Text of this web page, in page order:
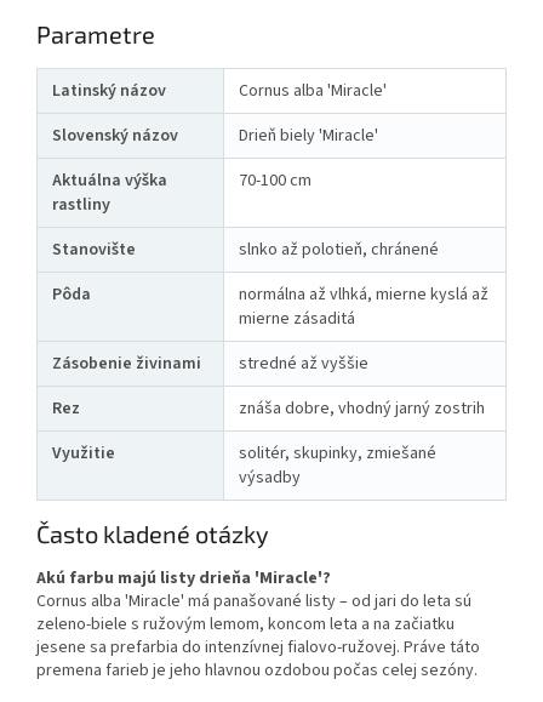
Parametre
Latinský názov
Cornus alba 'Miracle'
Slovenský názov
Drieň biely 'Miracle'
Aktuálna výška
rastliny
70-100 cm
Stanovište
slnko až polotieň, chránené
Pôda
normálna až vlhká, mierne kyslá až
mierne zásaditá
Zásobenie živinami
stredné až vyššie
Rez
znáša dobre, vhodný jarný zostrih
Využitie
solitér, skupinky, zmiešané
výsadby
Často kladené otázky
Akú farbu majú listy drieňa 'Miracle'?
Cornus alba 'Miracle' má panašované listy – od jari do leta sú
zeleno-biele s ružovým lemom, koncom leta a na začiatku
jesene sa prefarbia do intenzívnej fialovo-ružovej. Práve táto
premena farieb je jeho hlavnou ozdobou počas celej sezóny.